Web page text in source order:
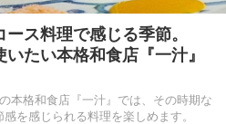
ース料理で感じる季節。
いたい本格和食店『一汁』
本格和食店『一汁』では、その時期な
を感じられる料理を楽しめます。